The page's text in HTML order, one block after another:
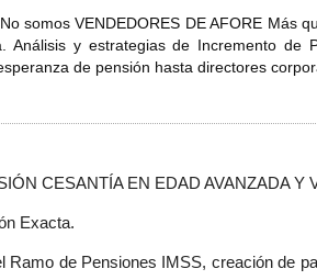
somos VENDEDORES DE AFORE Más
Análisis y estrategias de Incremento de
de pensión hasta directores
CESANTÍA EN EDAD AVANZADA Y
Exacta.
Ramo de Pensiones IMSS, creación de